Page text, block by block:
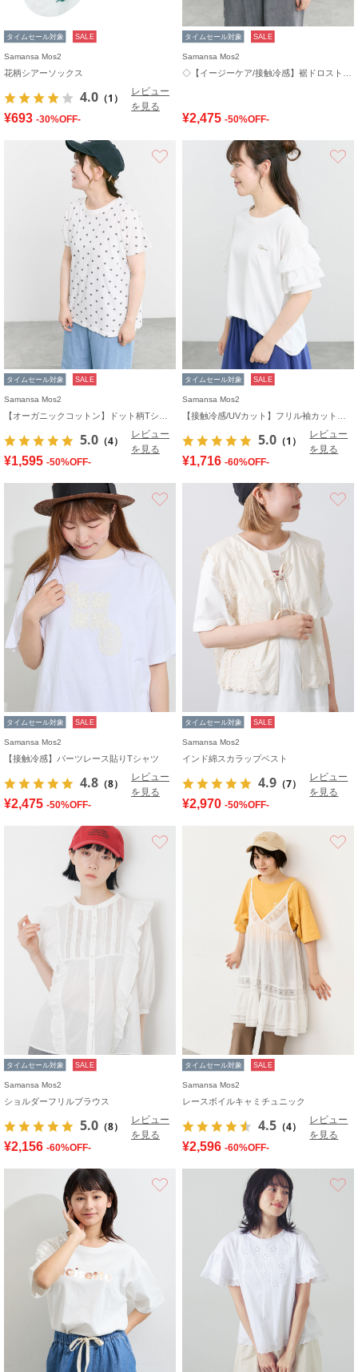
タイムセール対象 SALE
Samansa Mos2
花柄シアーソックス
4.0 （1）
レビュー
を見る
¥693 -30%OFF-
タイムセール対象 SALE
Samansa Mos2
¥2,475 -50%OFF-
タイムセール対象 SALE
Samansa Mos2
5.0 （4）
レビュー
を見る
¥1,595 -50%OFF-
タイムセール対象 SALE
Samansa Mos2
5.0 （1）
レビュー
を見る
¥1,716 -60%OFF-
タイムセール対象 SALE
Samansa Mos2
【接触冷感】パーツレース貼りTシャツ
4.8 （8）
レビュー
を見る
¥2,475 -50%OFF-
タイムセール対象 SALE
Samansa Mos2
インド綿スカラップベスト
4.9 （7）
レビュー
を見る
¥2,970 -50%OFF-
タイムセール対象 SALE
Samansa Mos2
ショルダーフリルブラウス
5.0 （8）
レビュー
を見る
¥2,156 -60%OFF-
タイムセール対象 SALE
Samansa Mos2
レースボイルキャミチュニック
4.5 （4）
レビュー
を見る
¥2,596 -60%OFF-